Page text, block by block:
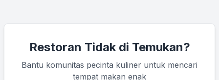
Restoran Tidak di Temukan?
Bantu komunitas pecinta kuliner untuk mencari
tempat makan enak